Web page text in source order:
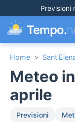
Previsioni
Tempo.
Home >
Meteo
aprile
Previsioni